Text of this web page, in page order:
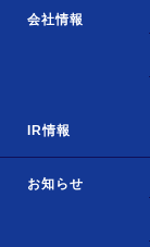
会社情報
IR情報
お知らせ